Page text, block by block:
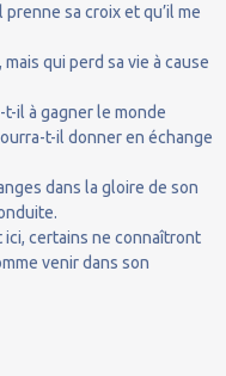
prenne sa croix et qu’il me
qui perd sa vie à cause
il à gagner le monde
t-il donner en échange
dans la gloire de son
ici, certains ne connaîtront
venir dans son